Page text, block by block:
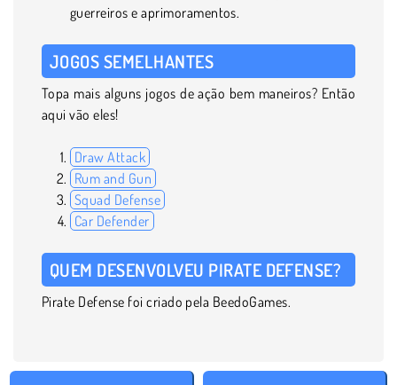
guerreiros e aprimoramentos.
JOGOS SEMELHANTES
Topa mais alguns jogos de ação bem maneiros? Então
aqui vão eles!
Draw Attack
Rum and Gun
Squad Defense
Car Defender
QUEM DESENVOLVEU PIRATE DEFENSE?
Pirate Defense foi criado pela BeedoGames.